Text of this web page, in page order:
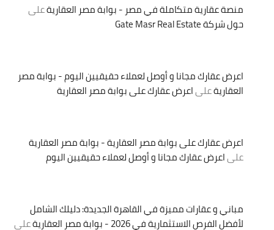
منصة عقارية متكاملة في مصر - بوابة مصر العقاريةعلى
حول شركة Gate Masr Real Estate
اعرض عقارك مجانا و أوصل لعملاء حقيقيين اليوم - بوابة مصر
العقاريةعلىاعرض عقارك على بوابة مصر العقارية
اعرض عقارك على بوابة مصر العقارية - بوابة مصر العقارية
علىاعرض عقارك مجانا و أوصل لعملاء حقيقيين اليوم
مباني و عقارات مميزة في القاهرة الجديدة: دليلك الشامل
لأفضل الفرص الاستثمارية في 2026 - بوابة مصر العقارية
على